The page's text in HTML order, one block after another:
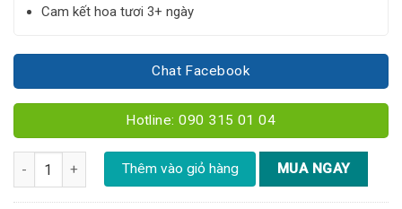
Cam kết hoa tươi 3+ ngày
Chat Facebook
Hotline: 090 315 01 04
Bó hoa hồng đỏ - B82 số lượng
Thêm vào giỏ hàng MUA NGAY